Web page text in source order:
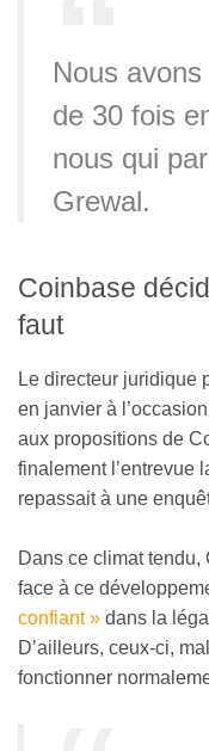
Nous
de 30 fois
nous qui
Grewal.
Coinbase
faut
Le directeur juridique
en janvier à
aux propositions de
finalement l’entrevue
repassait à une
Dans ce climat
face à ce
confiant » dans la
D’ailleurs, ceux-ci,
fonctionner